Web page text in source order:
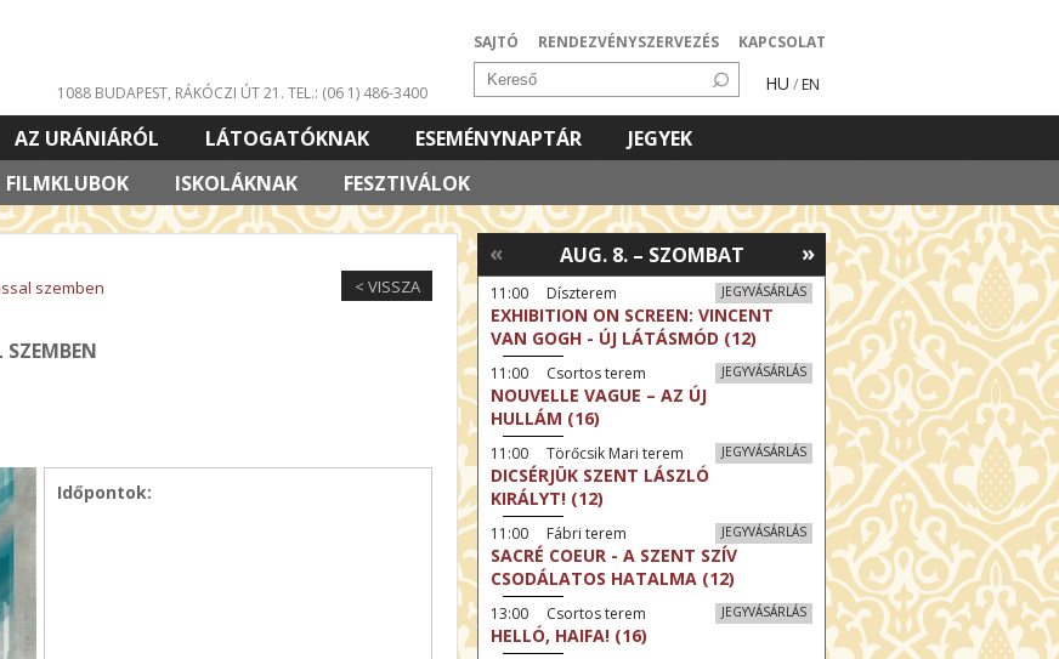
SAJTÓ RENDEZVÉNYSZERVEZÉS KAPCSOLAT
HU / EN
1088 BUDAPEST, RÁKÓCZI ÚT 21. TEL.: (06 1) 486-3400
FILMKLUBOK ISKOLÁKNAK FESZTIVÁLOK
AZ URÁNIÁRÓL LÁTOGATÓKNAK ESEMÉNYNAPTÁR
JEGYEK
< VISSZA
szemben
Időpontok:
»
AUG. 8. – SZOMBAT
«
JEGYVÁSÁRLÁS
11:00 Díszterem
EXHIBITION ON SCREEN: VINCENT
VAN GOGH - ÚJ LÁTÁSMÓD (12)
JEGYVÁSÁRLÁS
11:00 Csortos terem
NOUVELLE VAGUE – AZ ÚJ
HULLÁM (16)
JEGYVÁSÁRLÁS
11:00 Törőcsik Mari terem
DICSÉRJÜK SZENT LÁSZLÓ
KIRÁLYT! (12)
JEGYVÁSÁRLÁS
11:00 Fábri terem
SACRÉ COEUR - A SZENT SZÍV
CSODÁLATOS HATALMA (12)
JEGYVÁSÁRLÁS
13:00 Csortos terem
HELLÓ, HAIFA! (16)